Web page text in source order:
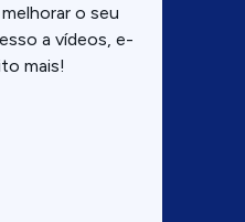
o seu
a vídeos, e-
mais!